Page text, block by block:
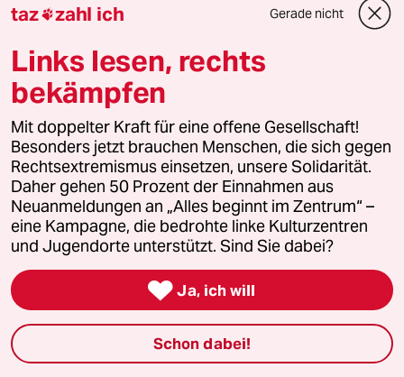
Allgemeinheit. (Fast) niemand ist bereit, bei
sich und seinem Lebensstandard Abstriche zu
machen. Die Rechnung kommt aber in der
Zukunft.
Studenten haben ihr Berufsleben vor sich. Es
liegt an ihnen, kreativ zu sein und sich eine
finanzielle Zukunft zu sichern. Dabei möge der
angedachte Kredit helfen!
L LesMankov
09.06.2020,13:07 Uhr
@fvaderno:
Und deshalb sollen sich die Studis
sollte es in einer solchen Krise nicht
laufen. Solidarisch handeln bedeutet
taz zahl ich Gerade nicht
Links lesen, rechts
bekämpfen
Mit doppelter Kraft für eine offene Gesellschaft!
Besonders jetzt brauchen Menschen, die sich gegen
Rechtsextremismus einsetzen, unsere Solidarität.
Daher gehen 50 Prozent der Einnahmen aus
Neuanmeldungen an „Alles beginnt im Zentrum“ –
eine Kampagne, die bedrohte linke Kulturzentren
und Jugendorte unterstützt. Sind Sie dabei?
 Ja, ich will
Schon dabei!